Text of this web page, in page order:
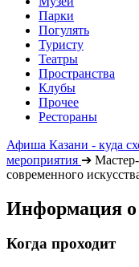
Парки
Погулять
Туристу
Театры
Пространства
Клубы
Прочее
Рестораны
Афиша Казани - куда
мероприятия ➔
современного
Информация
Когда проходит